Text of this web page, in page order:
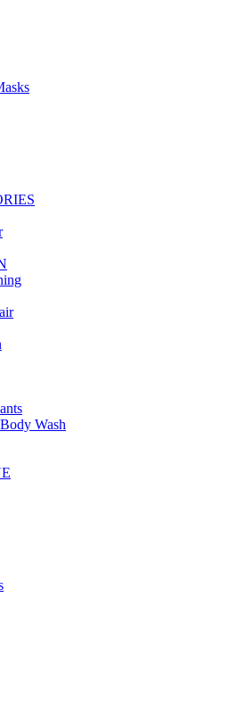
Wash